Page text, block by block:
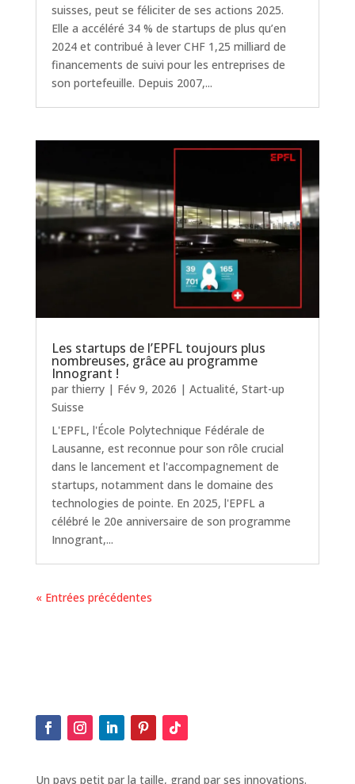
suisses, peut se féliciter de ses actions 2025.
Elle a accéléré 34 % de startups de plus qu’en
2024 et contribué à lever CHF 1,25 milliard de
financements de suivi pour les entreprises de
son portefeuille. Depuis 2007,...
Les startups de l’EPFL toujours plus
nombreuses, grâce au programme
Innogrant !
par thierry| Fév 9, 2026 | Actualité, Start-up
Suisse
L'EPFL, l'École Polytechnique Fédérale de
Lausanne, est reconnue pour son rôle crucial
dans le lancement et l'accompagnement de
startups, notamment dans le domaine des
technologies de pointe. En 2025, l'EPFL a
célébré le 20e anniversaire de son programme
Innogrant,...
« Entrées précédentes
Un pays petit par la taille, grand par ses innovations.